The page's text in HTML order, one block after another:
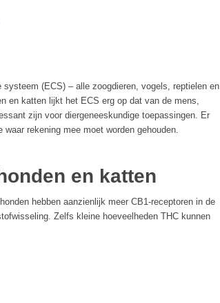
(ECS) – alle zoogdieren, vogels, reptielen en
en katten lijkt het ECS erg op dat van de mens,
zijn voor diergeneeskundige toepassingen. Er
rekening mee moet worden gehouden.
en katten
hebben aanzienlijk meer CB1-receptoren in de
Zelfs kleine hoeveelheden THC kunnen